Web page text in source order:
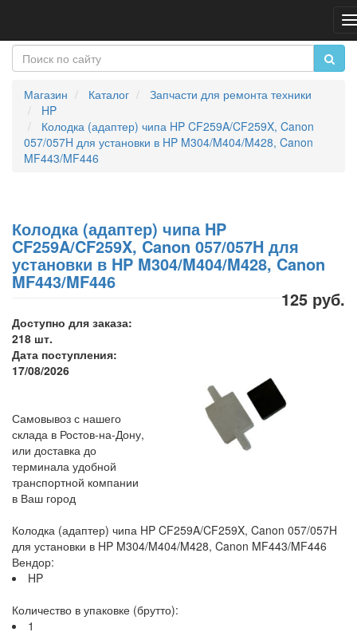
Магазин Каталог
Запчасти для ремонта техники
HP
Колодка (адаптер) чипа HP CF259A/CF259X, Canon
057/057H для установки в HP M304/M404/M428, Canon
MF443/MF446
Колодка (адаптер) чипа HP
CF259A/CF259X, Canon 057/057H для
установки в HP M304/M404/M428, Canon
MF443/MF446
125 руб.
Доступно для заказа:
218 шт.
Дата поступления:
17/08/2026
Самовывоз с нашего
склада в Ростов-на-Дону,
или доставка до
терминала удобной
транспортной компании
в Ваш город
Колодка (адаптер) чипа HP CF259A/CF259X, Canon 057/057H
для установки в HP M304/M404/M428, Canon MF443/MF446
Вендор:
HP
Количество в упаковке (брутто):
1